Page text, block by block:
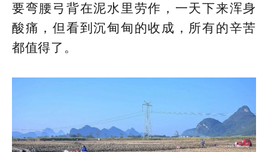
要弯腰弓背在泥水里劳作，一天下来浑身
酸痛，但看到沉甸甸的收成，所有的辛苦
都值得了。